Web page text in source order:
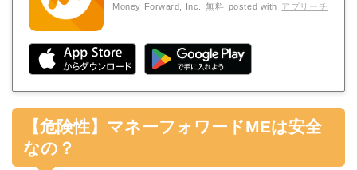
Money Forward, Inc. 無料 posted with アプリーチ
【危険性】マネーフォワードMEは安全
なの？